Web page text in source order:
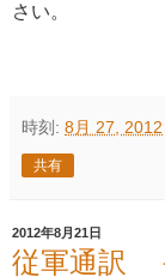
さい。
時刻: 8月 27, 2012
共有
2012年8月21日
従軍通訳